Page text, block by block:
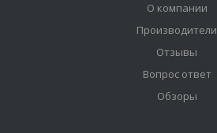
О компании
Производители
Отзывы
Вопрос ответ
Обзоры